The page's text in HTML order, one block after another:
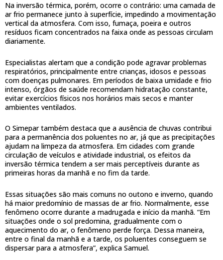
Na inversão térmica, porém, ocorre o contrário: uma camada de
ar frio permanece junto à superfície, impedindo a movimentação
vertical da atmosfera. Com isso, fumaça, poeira e outros
resíduos ficam concentrados na faixa onde as pessoas circulam
diariamente.
Especialistas alertam que a condição pode agravar problemas
respiratórios, principalmente entre crianças, idosos e pessoas
com doenças pulmonares. Em períodos de baixa umidade e frio
intenso, órgãos de saúde recomendam hidratação constante,
evitar exercícios físicos nos horários mais secos e manter
ambientes ventilados.
O Simepar também destaca que a ausência de chuvas contribui
para a permanência dos poluentes no ar, já que as precipitações
ajudam na limpeza da atmosfera. Em cidades com grande
circulação de veículos e atividade industrial, os efeitos da
inversão térmica tendem a ser mais perceptíveis durante as
primeiras horas da manhã e no fim da tarde.
Essas situações são mais comuns no outono e inverno, quando
há maior predomínio de massas de ar frio. Normalmente, esse
fenômeno ocorre durante a madrugada e início da manhã. “Em
situações onde o sol predomina, gradualmente com o
aquecimento do ar, o fenômeno perde força. Dessa maneira,
entre o final da manhã e a tarde, os poluentes conseguem se
dispersar para a atmosfera”, explica Samuel.